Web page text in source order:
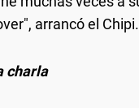
arrancó el Chipi.
charla